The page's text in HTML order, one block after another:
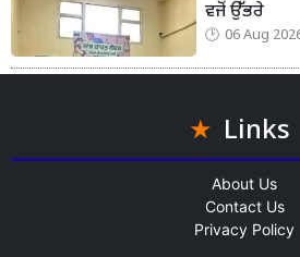
ਵਜੋਂ ਉੱਭਰੇ
06 Aug
Links
About Us
Contact Us
Privacy Policy